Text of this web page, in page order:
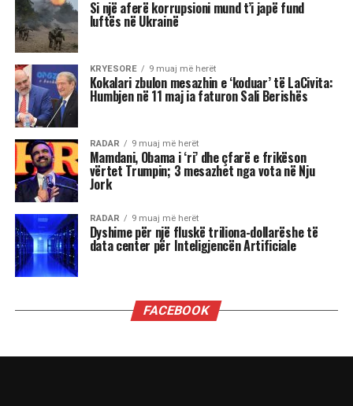
“Është ekuinoksi i vjeshtës, dita barazohet me
natën dhe na fton në reflektim”, tha Shehu, duke
nënvizuar se kjo javë do të shënohet nga
tensione, lëvizje të papritura, dinamizëm në
marrëdhënie dhe sfida ekonomike. Për disa
shenja, kjo është një javë premtuese që hap dyer
të reja, për të tjera, një moment i ndjeshëm ku
fati kërkon maturi dhe vetëpërmbajtje
Çdo shenjë do ta ndjejë këtë energji ndryshe nga
përplasjet emocionale të Dashit dhe pasiguritë e
Shigjetarit, te balancimi personal i Peshores dhe
fuqia komunikuese e Ujorit. Por një gjë është e
sigurt: qielli është në lëvizje dhe kush është i
gatshëm të dëgjojë mesazhet e tij, mund të dalë